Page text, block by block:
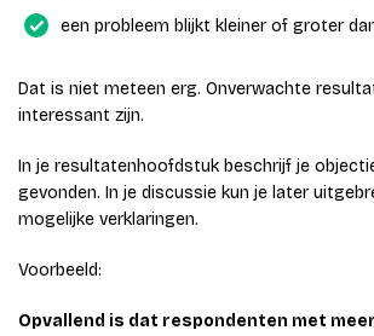
een probleem blijkt kleiner of groter
Dat is niet meteen erg. Onverwachte
interessant zijn.
In je resultatenhoofdstuk beschrijf je
gevonden. In je discussie kun je later
mogelijke verklaringen.
Voorbeeld:
Opvallend is dat respondenten met